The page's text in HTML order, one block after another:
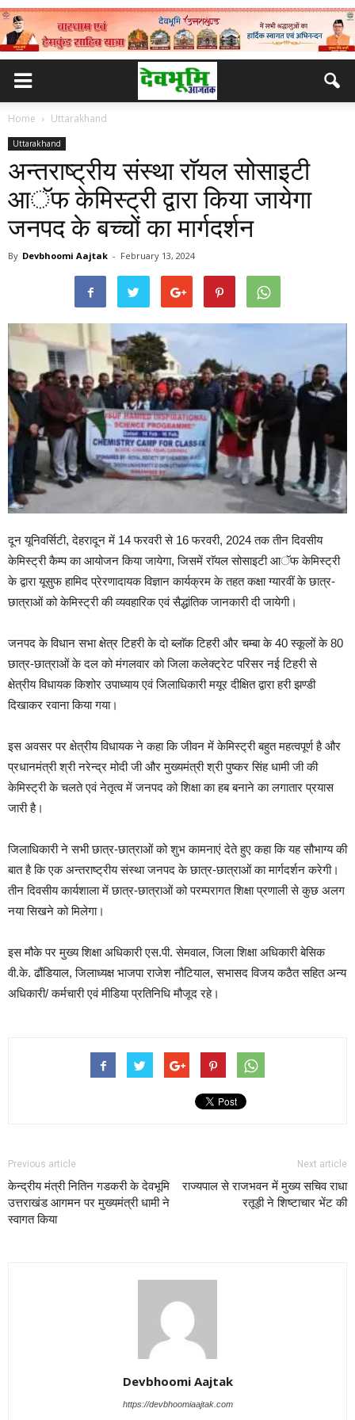
Home Uttarakhand
Uttarakhand
अन्तराष्ट्रीय संस्था राॅयल सोसाइटी
आॅफ केमिस्ट्री द्वारा किया जायेगा
जनपद के बच्चों का मार्गदर्शन
By Devbhoomi Aajtak - February 13, 2024
दून यूनिवर्सिटी, देहरादून में 14 फरवरी से 16 फरवरी, 2024 तक तीन दिवसीय
केमिस्ट्री कैम्प का आयोजन किया जायेगा, जिसमें राॅयल सोसाइटी आॅफ केमिस्ट्री
के द्वारा यूसुफ हामिद प्रेरणादायक विज्ञान कार्यक्रम के तहत कक्षा ग्यारवीं के छात्र-
छात्राओं को केमिस्ट्री की व्यवहारिक एवं सैद्धांतिक जानकारी दी जायेगी।
जनपद के विधान सभा क्षेत्र टिहरी के दो ब्लाॅक टिहरी और चम्बा के 40 स्कूलों के 80
छात्र-छात्राओं के दल को मंगलवार को जिला कलेक्ट्रेट परिसर नई टिहरी से
क्षेत्रीय विधायक किशोर उपाध्याय एवं जिलाधिकारी मयूर दीक्षित द्वारा हरी झण्डी
दिखाकर रवाना किया गया।
इस अवसर पर क्षेत्रीय विधायक ने कहा कि जीवन में केमिस्ट्री बहुत महत्वपूर्ण है और
प्रधानमंत्री श्री नरेन्द्र मोदी जी और मुख्यमंत्री श्री पुष्कर सिंह धामी जी की
केमिस्ट्री के चलते एवं नेतृत्व में जनपद को शिक्षा का हब बनाने का लगातार प्रयास
जारी है।
जिलाधिकारी ने सभी छात्र-छात्राओं को शुभ कामनाएं देते हुए कहा कि यह सौभाग्य की
बात है कि एक अन्तराष्ट्रीय संस्था जनपद के छात्र-छात्राओं का मार्गदर्शन करेगी।
तीन दिवसीय कार्यशाला में छात्र-छात्राओं को परम्परागत शिक्षा प्रणाली से कुछ अलग
नया सिखने को मिलेगा।
इस मौके पर मुख्य शिक्षा अधिकारी एस.पी. सेमवाल, जिला शिक्षा अधिकारी बेसिक
वी.के. ढौंडियाल, जिलाध्यक्ष भाजपा राजेश नौटियाल, सभासद विजय कठैत सहित अन्य
अधिकारी/ कर्मचारी एवं मीडिया प्रतिनिधि मौजूद रहे।
Previous article
केन्द्रीय मंत्री नितिन गडकरी के देवभूमि
उत्तराखंड आगमन पर मुख्यमंत्री धामी ने
स्वागत किया
Next article
राज्यपाल से राजभवन में मुख्य सचिव राधा
रतूड़ी ने शिष्टाचार भेंट की
Devbhoomi Aajtak
https://devbhoomiaajtak.com